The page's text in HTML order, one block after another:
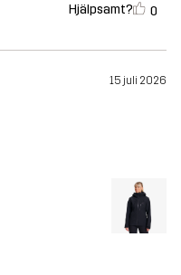
Hjälpsamt? 0
15 juli 2026